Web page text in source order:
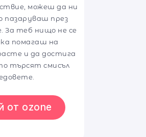
можеш да ни
пазаруваш през
За теб нищо не се
помагаш на
и да достига
търсят смисъл
от ozone